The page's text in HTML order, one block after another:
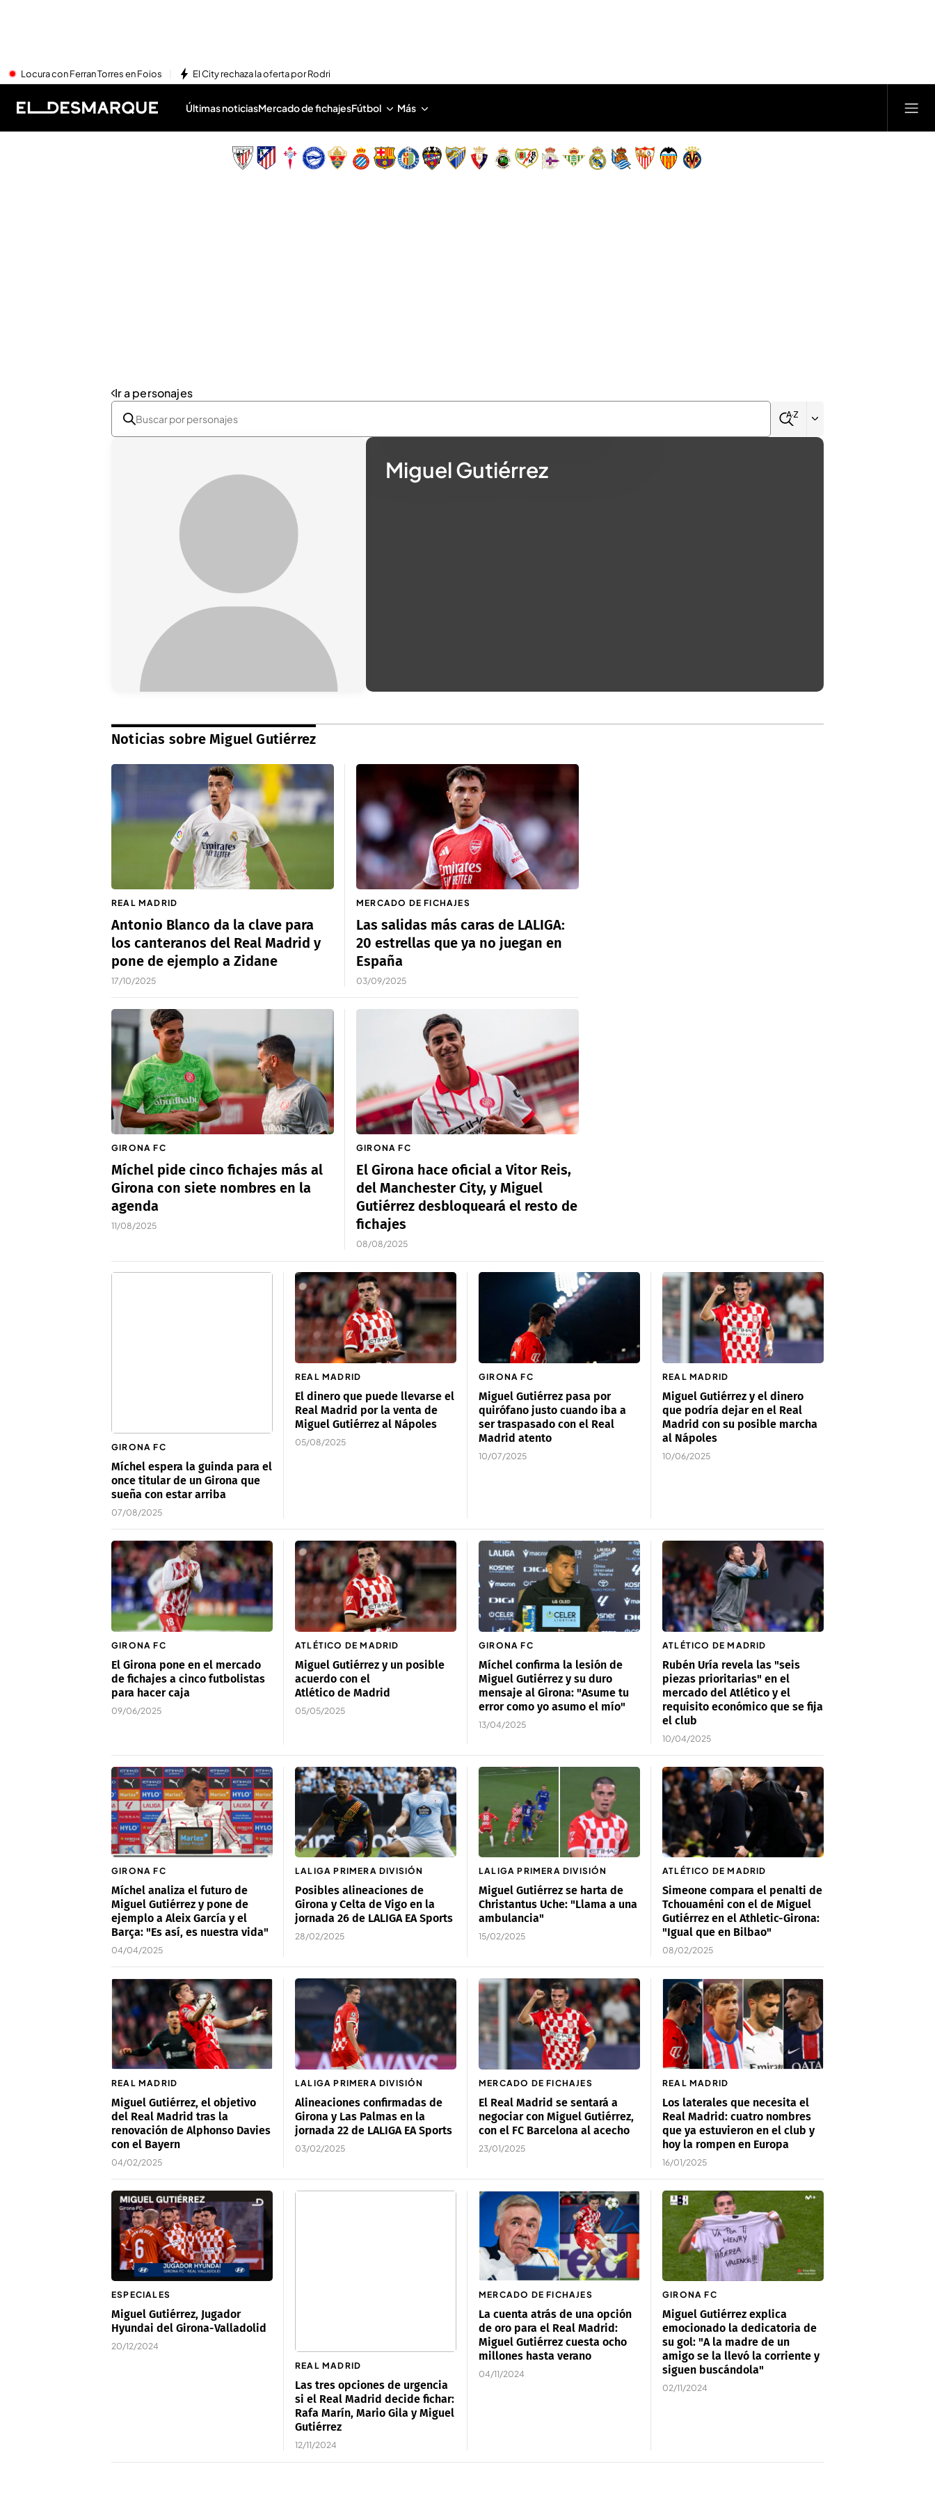
Locura con Ferran Torres en Foios El City rechaza la oferta por Rodri
Últimas noticiasMercado de fichajesFútbol Más
Ir a personajes
Miguel Gutiérrez
Noticias sobre Miguel Gutiérrez
REAL MADRID
Antonio Blanco da la clave para
los canteranos del Real Madrid y
pone de ejemplo a Zidane
17/10/2025
MERCADO DE FICHAJES
Las salidas más caras de LALIGA:
20 estrellas que ya no juegan en
España
03/09/2025
GIRONA FC
Míchel pide cinco fichajes más al
Girona con siete nombres en la
agenda
11/08/2025
GIRONA FC
El Girona hace oficial a Vitor Reis,
del Manchester City, y Miguel
Gutiérrez desbloqueará el resto de
fichajes
08/08/2025
GIRONA FC
Míchel espera la guinda para el
once titular de un Girona que
sueña con estar arriba
07/08/2025
REAL MADRID
El dinero que puede llevarse el
Real Madrid por la venta de
Miguel Gutiérrez al Nápoles
05/08/2025
GIRONA FC
Miguel Gutiérrez pasa por
quirófano justo cuando iba a
ser traspasado con el Real
Madrid atento
10/07/2025
REAL MADRID
Miguel Gutiérrez y el dinero
que podría dejar en el Real
Madrid con su posible marcha
al Nápoles
10/06/2025
GIRONA FC
El Girona pone en el mercado
de fichajes a cinco futbolistas
para hacer caja
09/06/2025
ATLÉTICO DE MADRID
Miguel Gutiérrez y un posible
acuerdo con el
Atlético de Madrid
05/05/2025
GIRONA FC
Míchel confirma la lesión de
Miguel Gutiérrez y su duro
mensaje al Girona: "Asume tu
error como yo asumo el mío"
13/04/2025
ATLÉTICO DE MADRID
Rubén Uría revela las "seis
piezas prioritarias" en el
mercado del Atlético y el
requisito económico que se fija
el club
10/04/2025
GIRONA FC
Míchel analiza el futuro de
Miguel Gutiérrez y pone de
ejemplo a Aleix García y el
Barça: "Es así, es nuestra vida"
04/04/2025
LALIGA PRIMERA DIVISIÓN
Posibles alineaciones de
Girona y Celta de Vigo en la
jornada 26 de LALIGA EA Sports
28/02/2025
LALIGA PRIMERA DIVISIÓN
Miguel Gutiérrez se harta de
Christantus Uche: "Llama a una
ambulancia"
15/02/2025
ATLÉTICO DE MADRID
Simeone compara el penalti de
Tchouaméni con el de Miguel
Gutiérrez en el Athletic-Girona:
"Igual que en Bilbao"
08/02/2025
REAL MADRID
Miguel Gutiérrez, el objetivo
del Real Madrid tras la
renovación de Alphonso Davies
con el Bayern
04/02/2025
LALIGA PRIMERA DIVISIÓN
Alineaciones confirmadas de
Girona y Las Palmas en la
jornada 22 de LALIGA EA Sports
03/02/2025
MERCADO DE FICHAJES
El Real Madrid se sentará a
negociar con Miguel Gutiérrez,
con el FC Barcelona al acecho
23/01/2025
REAL MADRID
Los laterales que necesita el
Real Madrid: cuatro nombres
que ya estuvieron en el club y
hoy la rompen en Europa
16/01/2025
ESPECIALES
Miguel Gutiérrez, Jugador
Hyundai del Girona-Valladolid
20/12/2024
REAL MADRID
Las tres opciones de urgencia
si el Real Madrid decide fichar:
Rafa Marín, Mario Gila y Miguel
Gutiérrez
12/11/2024
MERCADO DE FICHAJES
La cuenta atrás de una opción
de oro para el Real Madrid:
Miguel Gutiérrez cuesta ocho
millones hasta verano
04/11/2024
GIRONA FC
Miguel Gutiérrez explica
emocionado la dedicatoria de
su gol: "A la madre de un
amigo se la llevó la corriente y
siguen buscándola"
02/11/2024